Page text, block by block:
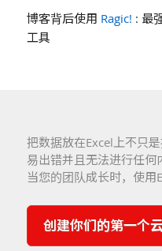
博客背后使用 Ragic! : 最
工具
把数据放在Excel上不只
易出错并且无法进行任何
当您的团队成长时，使用
创建你们的第一个